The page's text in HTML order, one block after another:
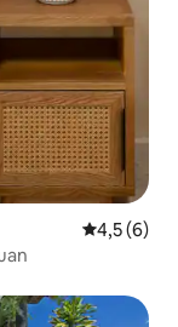
4,5 de
4,5 (6)